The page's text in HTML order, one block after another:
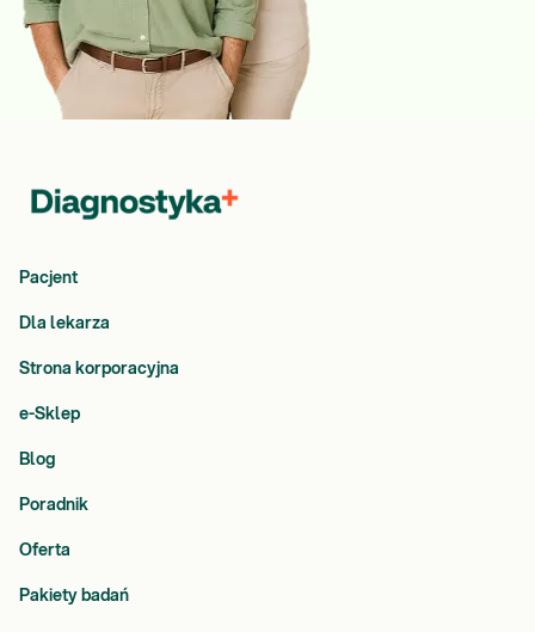
Pacjent
Dla lekarza
Strona korporacyjna
e-Sklep
Blog
Poradnik
Oferta
Pakiety badań